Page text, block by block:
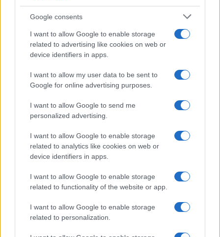
Google consents
I want to allow Google to enable storage
related to advertising like cookies on web or
device identifiers in apps.
I want to allow my user data to be sent to
Google for online advertising purposes.
I want to allow Google to send me
personalized advertising.
I want to allow Google to enable storage
related to analytics like cookies on web or
device identifiers in apps.
I want to allow Google to enable storage
related to functionality of the website or app.
I want to allow Google to enable storage
related to personalization.
daGoogle News
Condividi l'articolo
F
ce
b
o
o
k
T
w
it
te
r
Pi
n
te
re
st
W
h
at
s
A
p
p
S
h
a
Articolo precedente
Prossimo articolo